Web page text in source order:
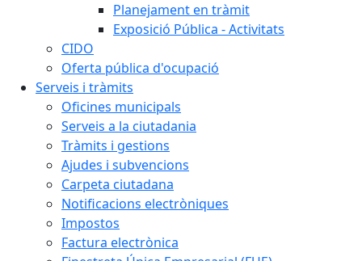
Planejament en tràmit
Exposició Pública - Activitats
CIDO
Oferta pública d'ocupació
Serveis i tràmits
Oficines municipals
Serveis a la ciutadania
Tràmits i gestions
Ajudes i subvencions
Carpeta ciutadana
Notificacions electròniques
Impostos
Factura electrònica